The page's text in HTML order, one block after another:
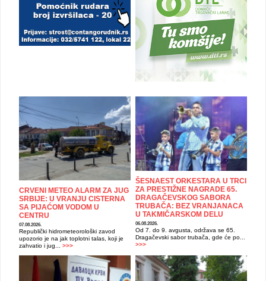
CRVENI METEO ALARM ZA JUG
SRBIJE: U VRANJU CISTERNA
SA PIJAĆOM VODOM U
CENTRU
07.08.2026.
Republički hidrometeorološki zavod
upozorio je na jak toplotni talas, koji je
zahvatio i jug... >>>
ŠESNAEST ORKESTARA U TRCI
ZA PRESTIŽNE NAGRADE 65.
DRAGAČEVSKOG SABORA
TRUBAČA: BEZ VRANJANACA
U TAKMIČARSKOM DELU
06.08.2026.
Od 7. do 9. avgusta, održava se 65.
Dragačevski sabor trubača, gde će po...
>>>